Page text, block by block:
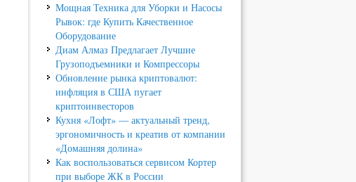
Мощная Техника для Уборки и Насосы
Рывок: где Купить Качественное
Оборудование
Диам Алмаз Предлагает Лучшие
Грузоподъемники и Компрессоры
Обновление рынка криптовалют:
инфляция в США пугает
криптоинвесторов
Кухня «Лофт» — актуальный тренд,
эргономичность и креатив от компании
«Домашняя долина»
Как воспользоваться сервисом Кортер
при выборе ЖК в России